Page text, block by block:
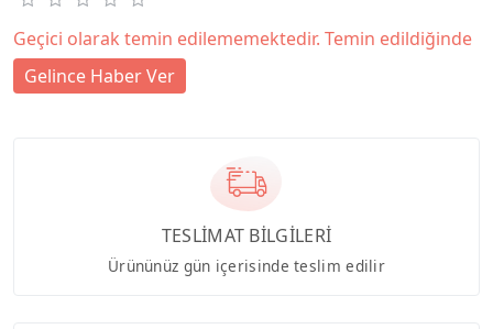
Geçici olarak temin edilememektedir. Temin edildiğinde
Gelince Haber Ver
TESLİMAT BİLGİLERİ
Ürününüz gün içerisinde teslim edilir